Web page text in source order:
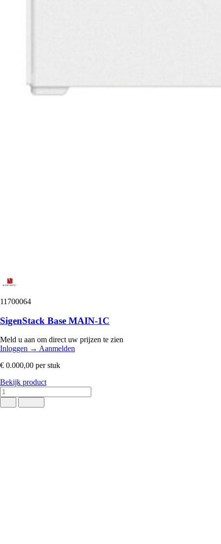
11700064
SigenStack Base MAIN-1C
Meld u aan om direct uw prijzen te zien
Inloggen → Aanmelden
€ 0.000,00 per stuk
Bekijk product